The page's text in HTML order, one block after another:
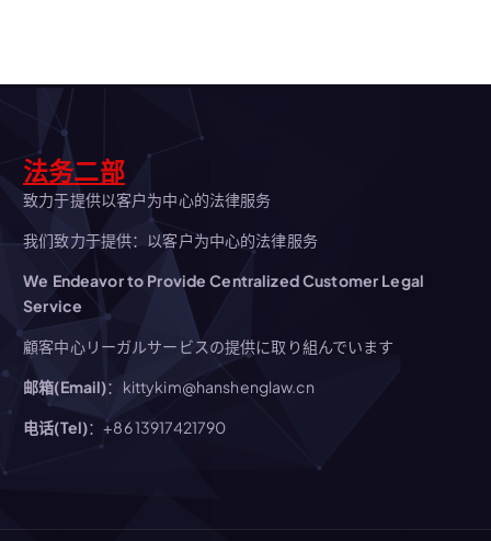
法务二部
致力于提供以客户为中心的法律服务
我们致力于提供：以客户为中心的法律服务
We Endeavor to Provide Centralized Customer Legal
Service
顧客中心リーガルサービスの提供に取り組んでいます
邮箱(Email)：kittykim@hanshenglaw.cn
电话(Tel)：+86 13917421790